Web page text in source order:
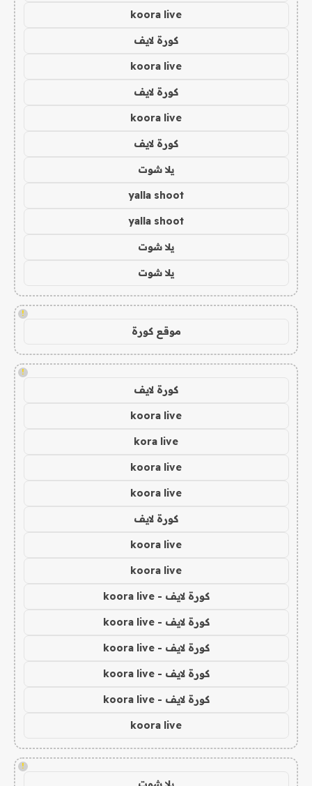
koora live
كورة لايف
koora live
كورة لايف
koora live
كورة لايف
يلا شوت
yalla shoot
yalla shoot
يلا شوت
يلا شوت
!
موقع كورة
!
كورة لايف
koora live
kora live
koora live
koora live
كورة لايف
koora live
koora live
كورة لايف - koora live
كورة لايف - koora live
كورة لايف - koora live
كورة لايف - koora live
كورة لايف - koora live
koora live
!